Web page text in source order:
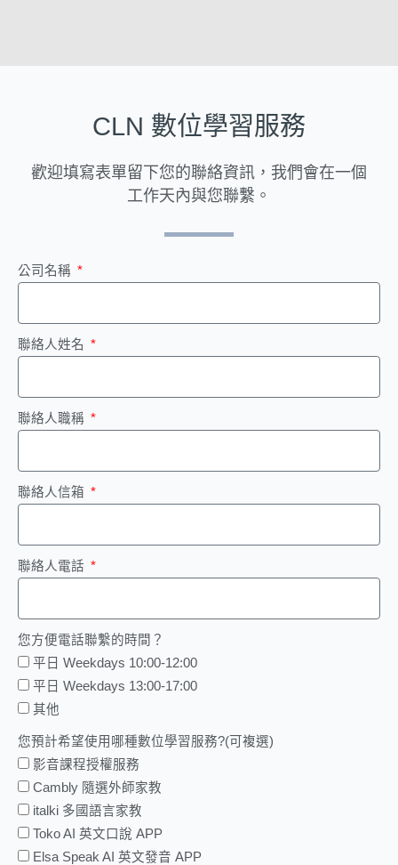
CLN 數位學習服務
歡迎填寫表單留下您的聯絡資訊，我們會在一個
工作天內與您聯繫。
公司名稱
聯絡人姓名
聯絡人職稱
聯絡人信箱
聯絡人電話
您方便電話聯繫的時間？
平日 Weekdays 10:00-12:00
平日 Weekdays 13:00-17:00
其他
您預計希望使用哪種數位學習服務?(可複選)
影音課程授權服務
Cambly 隨選外師家教
italki 多國語言家教
Toko AI 英文口說 APP
Elsa Speak AI 英文發音 APP